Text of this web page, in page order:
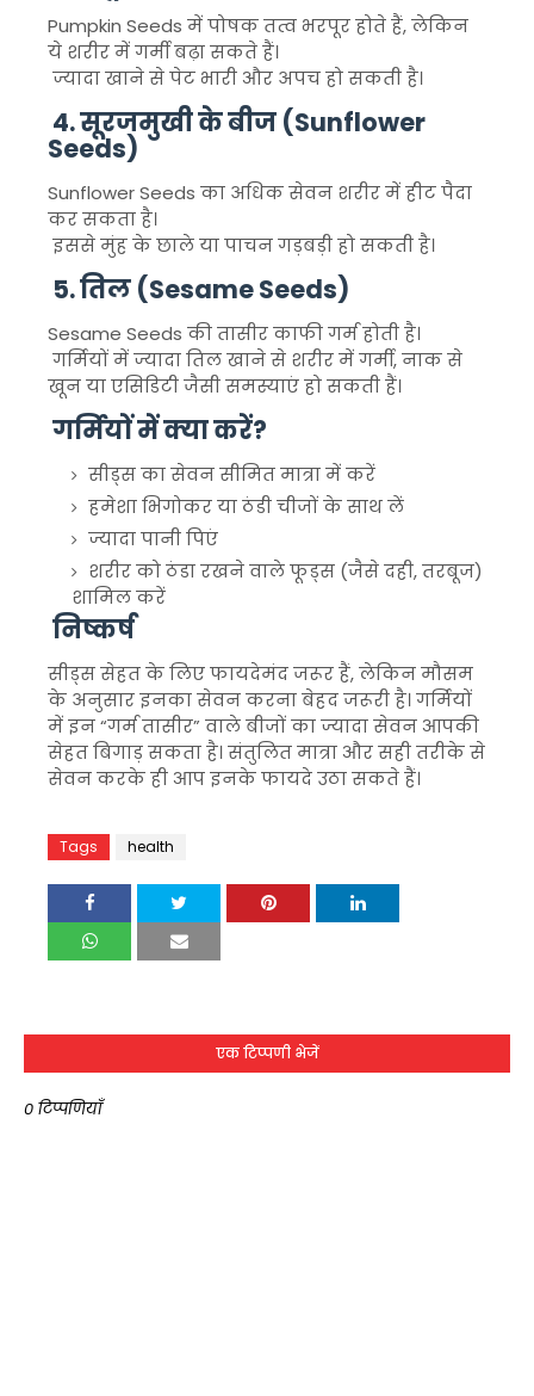
Pumpkin Seeds में पोषक तत्व भरपूर होते हैं, लेकिन
ये शरीर में गर्मी बढ़ा सकते हैं।
ज्यादा खाने से पेट भारी और अपच हो सकती है।
4. सूरजमुखी के बीज (Sunflower
Seeds)
Sunflower Seeds का अधिक सेवन शरीर में हीट पैदा
कर सकता है।
इससे मुंह के छाले या पाचन गड़बड़ी हो सकती है।
5. तिल (Sesame Seeds)
Sesame Seeds की तासीर काफी गर्म होती है।
गर्मियों में ज्यादा तिल खाने से शरीर में गर्मी, नाक से
खून या एसिडिटी जैसी समस्याएं हो सकती हैं।
गर्मियों में क्या करें?
सीड्स का सेवन सीमित मात्रा में करें
हमेशा भिगोकर या ठंडी चीजों के साथ लें
ज्यादा पानी पिएं
शरीर को ठंडा रखने वाले फूड्स (जैसे दही, तरबूज)
शामिल करें
निष्कर्ष
सीड्स सेहत के लिए फायदेमंद जरूर हैं, लेकिन मौसम
के अनुसार इनका सेवन करना बेहद जरूरी है। गर्मियों
में इन “गर्म तासीर” वाले बीजों का ज्यादा सेवन आपकी
सेहत बिगाड़ सकता है। संतुलित मात्रा और सही तरीके से
सेवन करके ही आप इनके फायदे उठा सकते हैं।
Tags health
एक टिप्पणी भेजें
0 टिप्पणियाँ